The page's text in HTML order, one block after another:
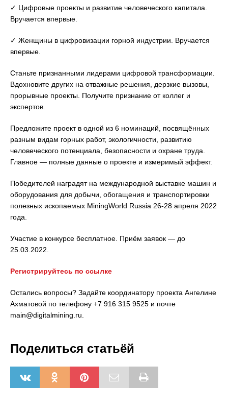
✓ Цифровые проекты и развитие человеческого капитала.
Вручается впервые.
✓ Женщины в цифровизации горной индустрии. Вручается
впервые.
Станьте признанными лидерами цифровой трансформации.
Вдохновите других на отважные решения, дерзкие вызовы,
прорывные проекты. Получите признание от коллег и
экспертов.
Предложите проект в одной из 6 номинаций, посвящённых
разным видам горных работ, экологичности, развитию
человеческого потенциала, безопасности и охране труда.
Главное — полные данные о проекте и измеримый эффект.
Победителей наградят на международной выставке машин и
оборудования для добычи, обогащения и транспортировки
полезных ископаемых MiningWorld Russia 26-28 апреля 2022
года.
Участие в конкурсе бесплатное. Приём заявок — до
25.03.2022.
Регистрируйтесь по ссылке
Остались вопросы? Задайте координатору проекта Ангелине
Ахматовой по телефону +7 916 315 9525 и почте
main@digitalmining.ru.
Поделиться статьёй